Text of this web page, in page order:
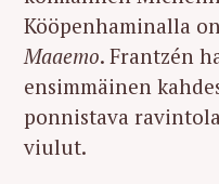
Kööpenhaminalla on
Maaemo. Frantzén
ensimmäinen
ponnistava
viulut.